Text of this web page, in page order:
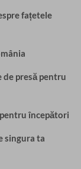
fațetele
de presă pentru
începători
singura ta